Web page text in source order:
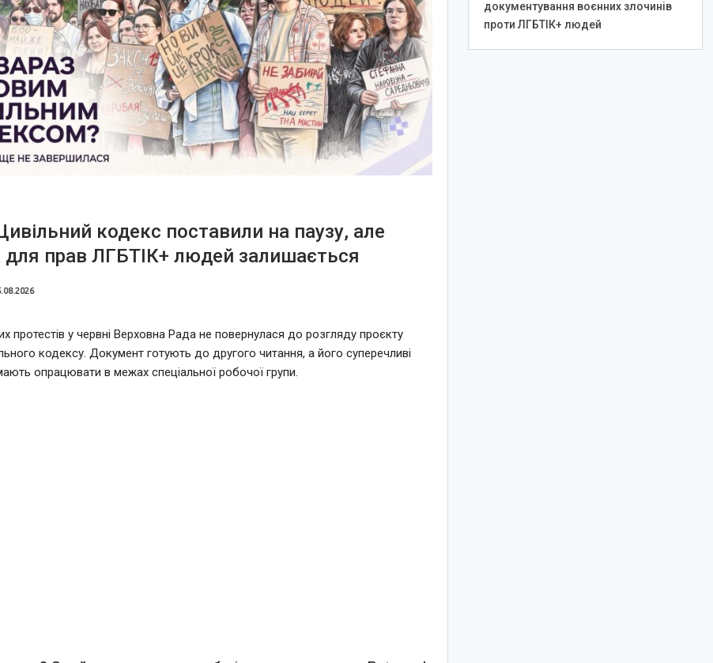
кодекс поставили на паузу, але
для прав ЛГБТІК+ людей залишається
протестів у червні Верховна Рада не повернулася до розгляду проєкту
кодексу. Документ готують до другого читання, а його суперечливі
опрацювати в межах спеціальної робочої групи.
документування воєнних злочинів
проти ЛГБТІК+ людей